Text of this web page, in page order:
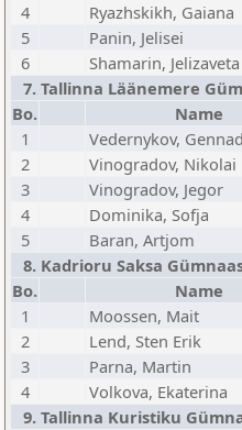
4
Ryazhskikh, Gaiana
5
Panin, Jelisei
6
Shamarin, Jelizaveta
7. Tallinna Läänemere
Bo.
Name
1
Vedernykov,
2
Vinogradov, Nikolai
3
Vinogradov, Jegor
4
Dominika, Sofja
5
Baran, Artjom
8. Kadrioru Saksa
Bo.
Name
1
Moossen, Mait
2
Lend, Sten Erik
3
Parna, Martin
4
Volkova, Ekaterina
9. Tallinna Kuristiku